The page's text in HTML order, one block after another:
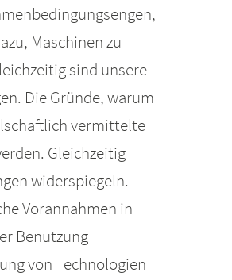
Maschinen zu
sind unsere
Die Gründe, warum
vermittelte
Gleichzeitig
widerspiegeln.
Vorannahmen in
Benutzung
von Technologien